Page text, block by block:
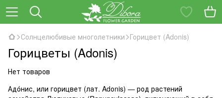
Солнцелюбивые многолетники Горицвет (Adonis)
Горицветы (Adonis)
Нет товаров
Адо́нис, или горицвет (лат. Adоnis) — род растений